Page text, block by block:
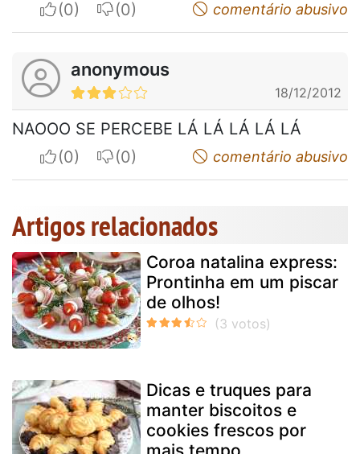
I apreciateI do not appreciatecomentário abusivo
anonymous
18/12/2012
NAOOO SE PERCEBE LÁ LÁ LÁ LÁ LÁ
I apreciateI do not appreciatecomentário abusivo
Artigos relacionados
Coroa natalina express:
Prontinha em um piscar
de olhos!
Dicas e truques para
manter biscoitos e
cookies frescos por